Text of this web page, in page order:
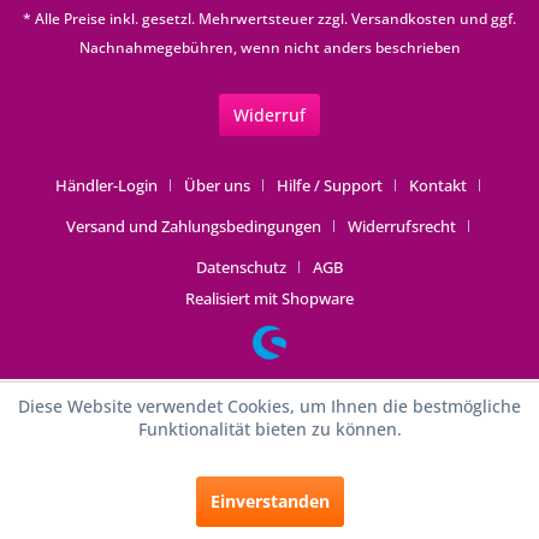
* Alle Preise inkl. gesetzl. Mehrwertsteuer zzgl.Versandkosten und ggf.
Nachnahmegebühren, wenn nicht anders beschrieben
Widerruf
Händler-Login Über uns Hilfe / Support
Kontakt
Versand und Zahlungsbedingungen
Widerrufsrecht
Datenschutz
AGB
Realisiert mit Shopware
Diese Website verwendet Cookies, um Ihnen die bestmögliche
Funktionalität bieten zu können.
Einverstanden